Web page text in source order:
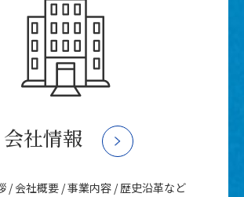
会社情報
/ 会社概要 / 事業内容 / 歴史沿革など